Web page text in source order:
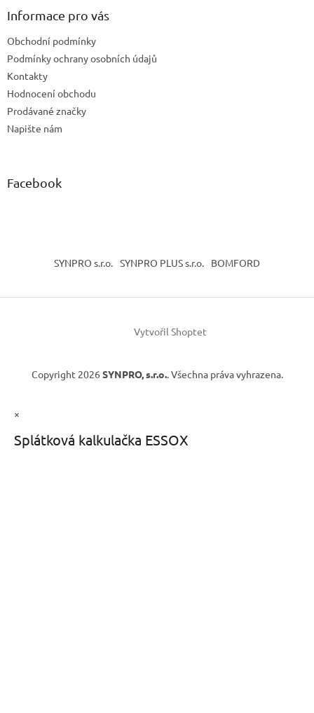
Informace pro vás
Obchodní podmínky
Podmínky ochrany osobních údajů
Kontakty
Hodnocení obchodu
Prodávané značky
Napište nám
Facebook
SYNPRO s.r.o. SYNPRO PLUS s.r.o. BOMFORD
Vytvořil Shoptet
Copyright 2026 SYNPRO, s.r.o.. Všechna práva vyhrazena.
×
Splátková kalkulačka ESSOX